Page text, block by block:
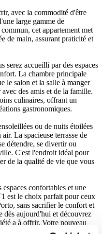
avec la commodité d'être
large gamme de
cet appartement met
de main, assurant praticité et
serez accueilli par des espaces
La chambre principale
le salon et la salle à manger
des amis et de la famille.
culinaires, offrant un
gastronomiques.
ou de nuits étoilées
La spacieuse terrasse de
détendre, se divertir ou
C'est l'endroit idéal pour
de la qualité de vie que vous
confortables et une
est le choix parfait pour ceux
sans sacrifier le confort et
dès aujourd'hui et découvrez
a à offrir. Votre nouveau